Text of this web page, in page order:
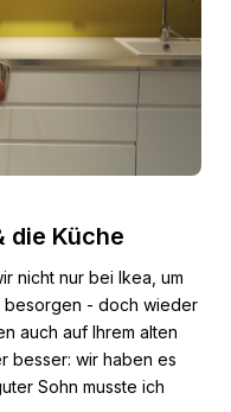
die Küche
nicht nur bei Ikea, um
besorgen - doch wieder
auch auf Ihrem alten
besser: wir haben es
Sohn musste ich